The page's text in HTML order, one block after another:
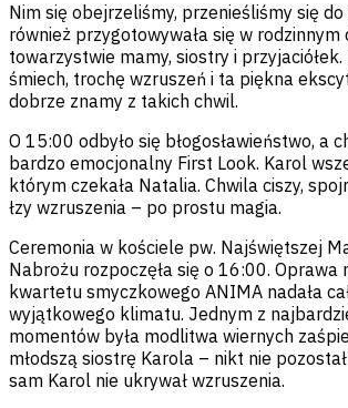
Nim się obejrzeliśmy, przenieśliśmy się
również przygotowywała się w rodzinnym
towarzystwie mamy, siostry i przyjaciółek.
śmiech, trochę wzruszeń i ta piękna
dobrze znamy z takich chwil.
O 15:00 odbyło się błogosławieństwo, a
bardzo emocjonalny First Look. Karol
którym czekała Natalia. Chwila ciszy,
łzy wzruszenia – po prostu magia.
Ceremonia w kościele pw. Najświętszej
Nabrożu rozpoczęła się o 16:00. Oprawa
kwartetu smyczkowego ANIMA nadała
wyjątkowego klimatu. Jednym z
momentów była modlitwa wiernych
młodszą siostrę Karola – nikt nie
sam Karol nie ukrywał wzruszenia.